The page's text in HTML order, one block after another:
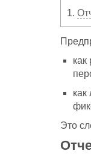
1.
Это